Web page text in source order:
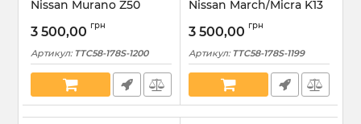
Nissan Murano Z50
размер S (TTC58-178S-
3 500,00 грн
Артикул: TTC58-178S-1200
Nissan March/Micra K13
размер S (TTC58-178S-
3 500,00 грн
Артикул: TTC58-178S-1199